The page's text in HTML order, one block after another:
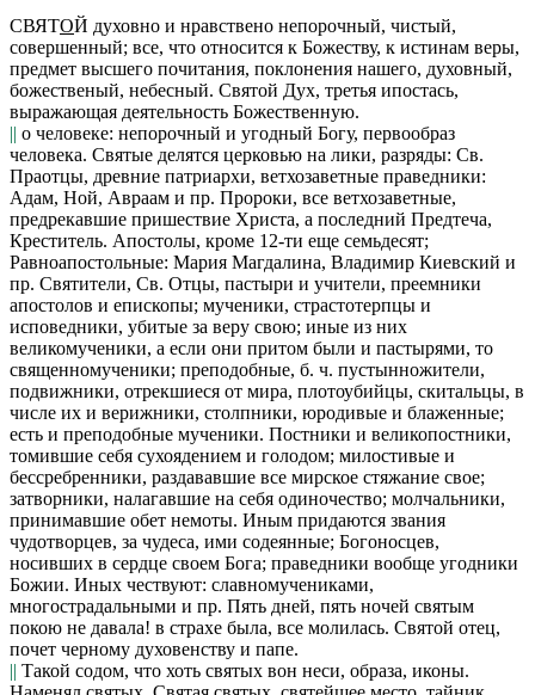
СВЯТОЙ духовно и нравствено непорочный, чистый,
совершенный; все, что относится к Божеству, к истинам веры,
предмет высшего почитания, поклонения нашего, духовный,
божественый, небесный. Святой Дух, третья ипостась,
выражающая деятельность Божественную.
|| о человеке: непорочный и угодный Богу, первообраз
человека. Святые делятся церковью на лики, разряды: Св.
Праотцы, древние патриархи, ветхозаветные праведники:
Адам, Ной, Авраам и пр. Пророки, все ветхозаветные,
предрекавшие пришествие Христа, а последний Предтеча,
Креститель. Апостолы, кроме 12-ти еще семьдесят;
Равноапостольные: Мария Магдалина, Владимир Киевский и
пр. Святители, Св. Отцы, пастыри и учители, преемники
апостолов и епископы; мученики, страстотерпцы и
исповедники, убитые за веру свою; иные из них
великомученики, а если они притом были и пастырями, то
священномученики; преподобные, б. ч. пустынножители,
подвижники, отрекшиеся от мира, плотоубийцы, скитальцы, в
числе их и верижники, столпники, юродивые и блаженные;
есть и преподобные мученики. Постники и великопостники,
томившие себя сухоядением и голодом; милостивые и
бессребренники, раздававшие все мирское стяжание свое;
затворники, налагавшие на себя одиночество; молчальники,
принимавшие обет немоты. Иным придаются звания
чудотворцев, за чудеса, ими содеянные; Богоносцев,
носивших в сердце своем Бога; праведники вообще угодники
Божии. Иных чествуют: славномучениками,
многострадальными и пр. Пять дней, пять ночей святым
покою не давала! в страхе была, все молилась. Святой отец,
почет черному духовенству и папе.
|| Такой содом, что хоть святых вон неси, образа, иконы.